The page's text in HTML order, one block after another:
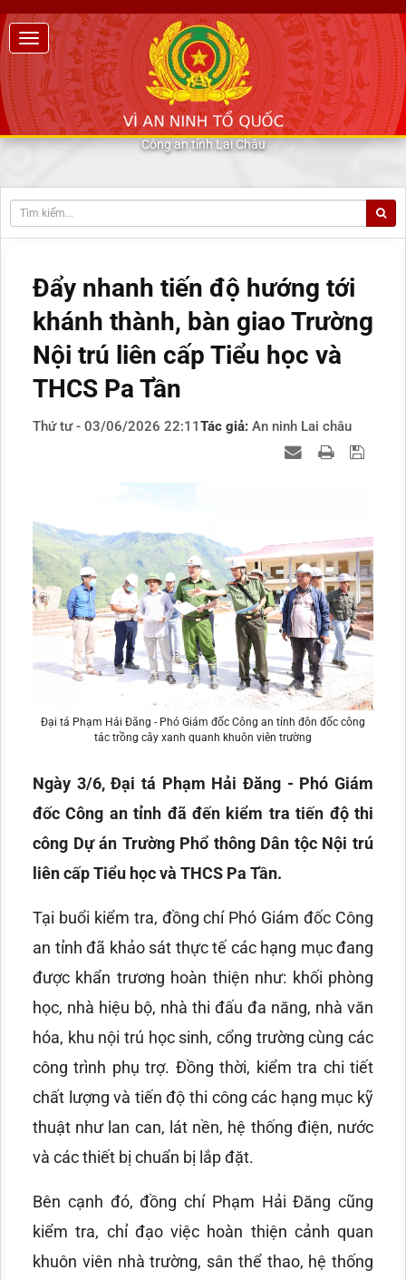
Công an tỉnh Lai Châu
Đẩy nhanh tiến độ hướng tới
khánh thành, bàn giao Trường
Nội trú liên cấp Tiểu học và
THCS Pa Tần
Thứ tư - 03/06/2026 22:11Tác giả: An ninh Lai châu
Đại tá Phạm Hải Đăng - Phó Giám đốc Công an tỉnh đôn đốc công
tác trồng cây xanh quanh khuôn viên trường
Ngày 3/6, Đại tá Phạm Hải Đăng - Phó Giám
đốc Công an tỉnh đã đến kiểm tra tiến độ thi
công Dự án Trường Phổ thông Dân tộc Nội trú
liên cấp Tiểu học và THCS Pa Tần.
Tại buổi kiểm tra, đồng chí Phó Giám đốc Công
an tỉnh đã khảo sát thực tế các hạng mục đang
được khẩn trương hoàn thiện như: khối phòng
học, nhà hiệu bộ, nhà thi đấu đa năng, nhà văn
hóa, khu nội trú học sinh, cổng trường cùng các
công trình phụ trợ. Đồng thời, kiểm tra chi tiết
chất lượng và tiến độ thi công các hạng mục kỹ
thuật như lan can, lát nền, hệ thống điện, nước
và các thiết bị chuẩn bị lắp đặt.
Bên cạnh đó, đồng chí Phạm Hải Đăng cũng
kiểm tra, chỉ đạo việc hoàn thiện cảnh quan
khuôn viên nhà trường, sân thể thao, hệ thống